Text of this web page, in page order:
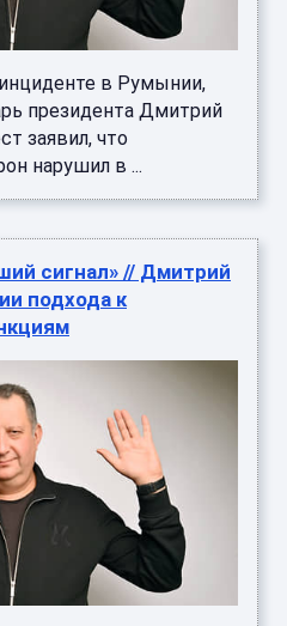
в Румынии,
президента Дмитрий
заявил, что
нарушил в ...
сигнал» // Дмитрий
подхода к